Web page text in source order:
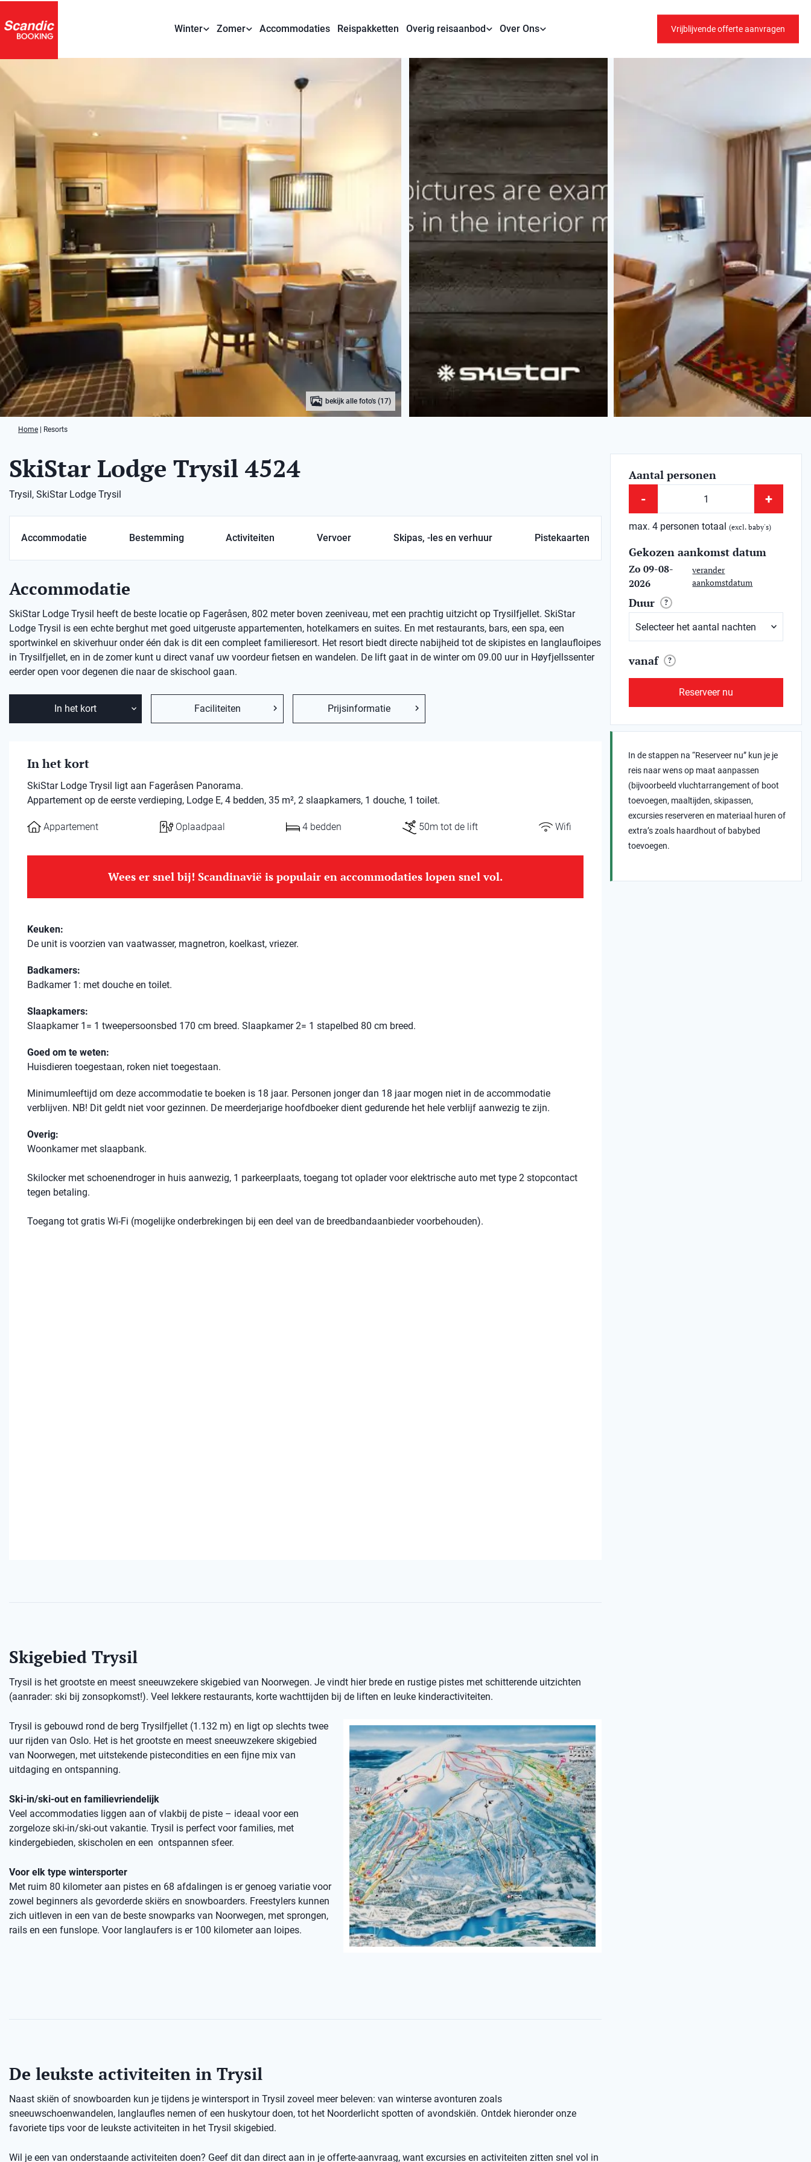
Winter Zomer Accommodaties Reispakketten Overig reisaanbod Over Ons Vrijblijvende offerte aanvragen
bekijk alle foto's (17)
Home Resorts
SkiStar Lodge Trysil 4524
Trysil, SkiStar Lodge Trysil
Accommodatie Bestemming Activiteiten Vervoer Skipas, -les en verhuur Pistekaarten
Accommodatie
SkiStar Lodge Trysil heeft de beste locatie op Fageråsen, 802 meter boven zeeniveau, met een prachtig uitzicht op Trysilfjellet. SkiStar
Lodge Trysil is een echte berghut met goed uitgeruste appartementen, hotelkamers en suites. En met restaurants, bars, een spa, een
sportwinkel en skiverhuur onder één dak is dit een compleet familieresort. Het resort biedt directe nabijheid tot de skipistes en langlaufloipes
in Trysilfjellet, en in de zomer kunt u direct vanaf uw voordeur fietsen en wandelen. De lift gaat in de winter om 09.00 uur in Høyfjellssenter
eerder open voor degenen die naar de skischool gaan.
In het kort Faciliteiten Prijsinformatie
In het kort
SkiStar Lodge Trysil ligt aan Fageråsen Panorama.
Appartement op de eerste verdieping, Lodge E, 4 bedden, 35 m², 2 slaapkamers, 1 douche, 1 toilet.
Appartement Oplaadpaal 4 bedden 50m tot de lift Wifi
Wees er snel bij! Scandinavië is populair en accommodaties lopen snel vol.
Keuken:
De unit is voorzien van vaatwasser, magnetron, koelkast, vriezer.
Badkamers:
Badkamer 1: met douche en toilet.
Slaapkamers:
Slaapkamer 1= 1 tweepersoonsbed 170 cm breed. Slaapkamer 2= 1 stapelbed 80 cm breed.
Goed om te weten:
Huisdieren toegestaan, roken niet toegestaan.
Minimumleeftijd om deze accommodatie te boeken is 18 jaar. Personen jonger dan 18 jaar mogen niet in de accommodatie
verblijven. NB! Dit geldt niet voor gezinnen. De meerderjarige hoofdboeker dient gedurende het hele verblijf aanwezig te zijn.
Overig:
Woonkamer met slaapbank.
Skilocker met schoenendroger in huis aanwezig, 1 parkeerplaats, toegang tot oplader voor elektrische auto met type 2 stopcontact
tegen betaling.
Toegang tot gratis Wi-Fi (mogelijke onderbrekingen bij een deel van de breedbandaanbieder voorbehouden).
Skigebied Trysil
Trysil is het grootste en meest sneeuwzekere skigebied van Noorwegen. Je vindt hier brede en rustige pistes met schitterende uitzichten
(aanrader: ski bij zonsopkomst!). Veel lekkere restaurants, korte wachttijden bij de liften en leuke kinderactiviteiten.
Trysil is gebouwd rond de berg Trysilfjellet (1.132 m) en ligt op slechts twee
uur rijden van Oslo. Het is het grootste en meest sneeuwzekere skigebied
van Noorwegen, met uitstekende pistecondities en een fijne mix van
uitdaging en ontspanning.
Ski-in/ski-out en familievriendelijk
Veel accommodaties liggen aan of vlakbij de piste – ideaal voor een
zorgeloze ski-in/ski-out vakantie. Trysil is perfect voor families, met
kindergebieden, skischolen en een ontspannen sfeer.
Voor elk type wintersporter
Met ruim 80 kilometer aan pistes en 68 afdalingen is er genoeg variatie voor
zowel beginners als gevorderde skiërs en snowboarders. Freestylers kunnen
zich uitleven in een van de beste snowparks van Noorwegen, met sprongen,
rails en een funslope. Voor langlaufers is er 100 kilometer aan loipes.
De leukste activiteiten in Trysil
Naast skiën of snowboarden kun je tijdens je wintersport in Trysil zoveel meer beleven: van winterse avonturen zoals
sneeuwschoenwandelen, langlaufles nemen of een huskytour doen, tot het Noorderlicht spotten of avondskiën. Ontdek hieronder onze
favoriete tips voor de leukste activiteiten in het Trysil skigebied.
Wil je een van onderstaande activiteiten doen? Geef dit dan direct aan in je offerte-aanvraag, want excursies en activiteiten zitten snel vol in
Aantal personen
- +
max. 4 personen totaal(excl. baby's)
Gekozen aankomst datum
Zo 09-08-
2026
verander
aankomstdatum
Duur ?
vanaf ?
Reserveer nu
In de stappen na “Reserveer nu” kun je je
reis naar wens op maat aanpassen
(bijvoorbeeld vluchtarrangement of boot
toevoegen, maaltijden, skipassen,
excursies reserveren en materiaal huren of
extra’s zoals haardhout of babybed
toevoegen.